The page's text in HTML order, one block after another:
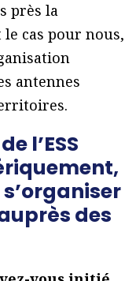
près la
le cas pour nous,
antennes
l’ESS
des